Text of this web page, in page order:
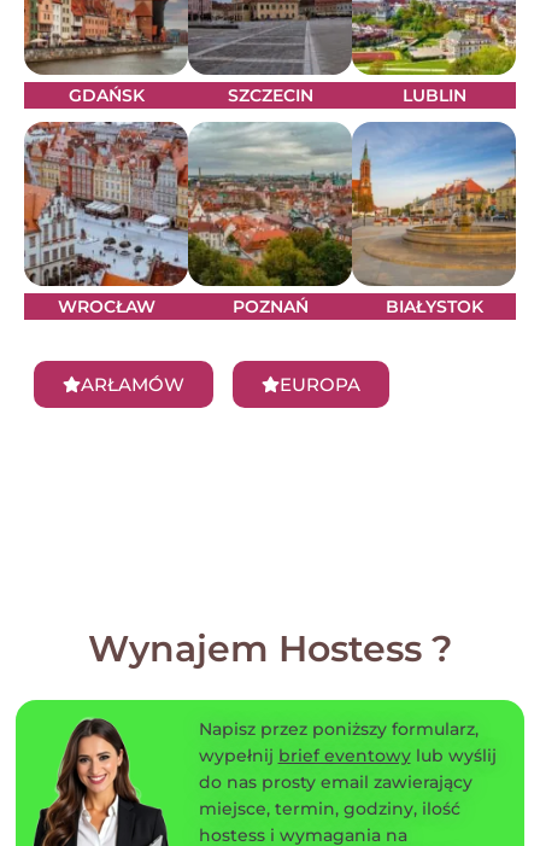
GDAŃSK SZCZECIN LUBLIN
WROCŁAW POZNAŃ BIAŁYSTOK
ARŁAMÓW EUROPA
Wynajem Hostess ?
Napisz przez poniższy formularz,
wypełnij brief eventowylub wyślij
do nas prosty email zawierający
miejsce, termin, godziny, ilość
hostess i wymagania na